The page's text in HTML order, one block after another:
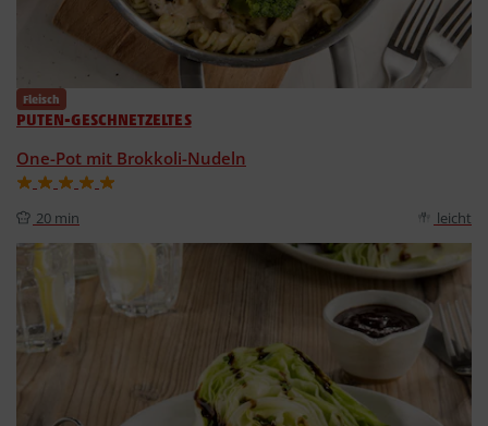
Fleisch
PUTEN-GESCHNETZELTES
One-Pot mit Brokkoli-Nudeln
20 min leicht